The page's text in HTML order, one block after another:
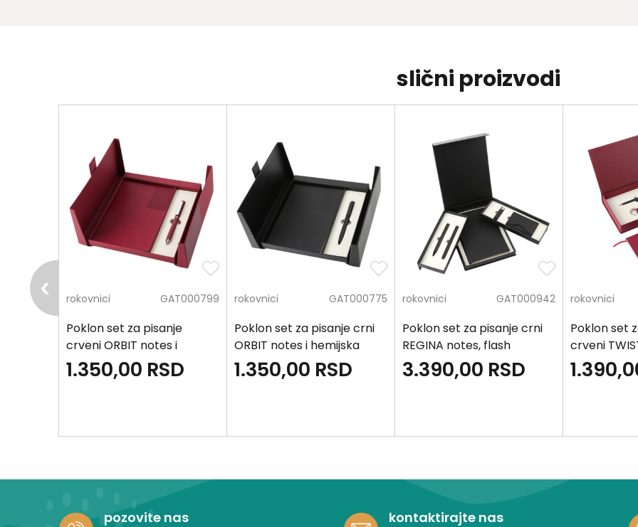
slični proizvodi
STA412218 rokovnici GAT000799
Poklon set za pisanje
crveni ORBIT notes i
hemijska olovka
1.350,00 RSD
rokovnici GAT000775
Poklon set za pisanje crni
ORBIT notes i hemijska
olovka
1.350,00 RSD
rokovnici GAT000942
Poklon set za pisanje crni
REGINA notes, flash
memorija, futrola za
kartice, hem...
3.390,00 RSD
rokovnici
Poklon set
crveni
hemijska
pozovite nas kontaktirajte nas